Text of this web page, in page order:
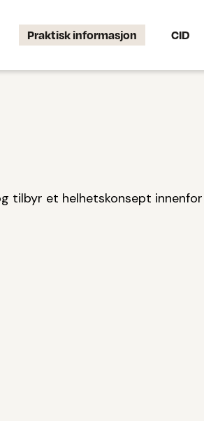
Praktisk informasjon CID
tilbyr et helhetskonsept